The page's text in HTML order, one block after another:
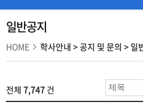
일반공지
HOME 학사안내 >공지 및 문의 > 일
전체 7,747 건